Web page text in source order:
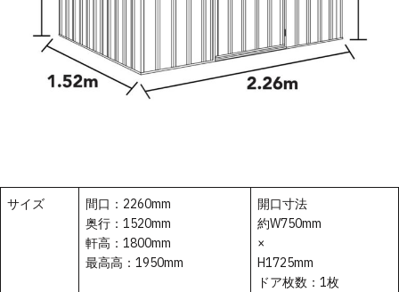
サイズ
間口：2260mm
奥行：1520mm
軒高：1800mm
最高高：1950mm
開口寸法
約W750mm
×
H1725mm
ドア枚数：1枚